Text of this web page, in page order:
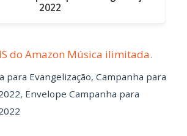
2022
do Amazon Música ilimitada.
para Evangelização, Campanha para
, Envelope Campanha para